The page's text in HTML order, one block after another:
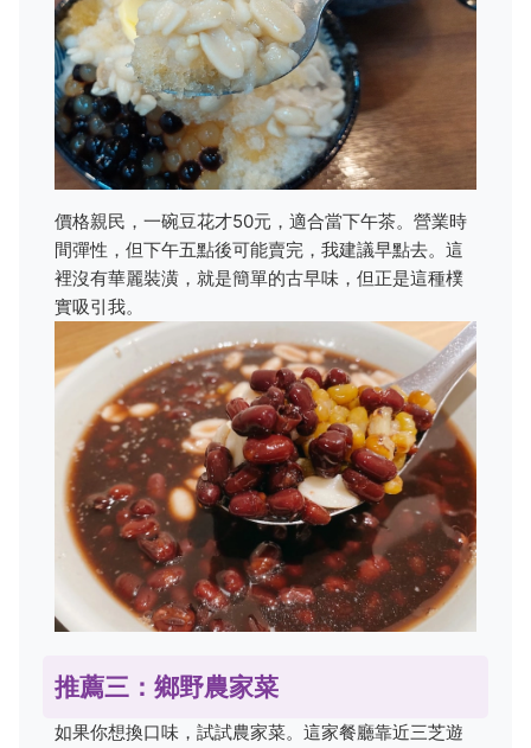
價格親民，一碗豆花才50元，適合當下午茶。營業時
間彈性，但下午五點後可能賣完，我建議早點去。這
裡沒有華麗裝潢，就是簡單的古早味，但正是這種樸
實吸引我。
推薦三：鄉野農家菜
如果你想換口味，試試農家菜。這家餐廳靠近三芝遊